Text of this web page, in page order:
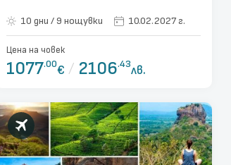
10 дни / 9 нощувки 10.02.2027 г.
Цена на човек
1077.00€ / 2106.43лв.